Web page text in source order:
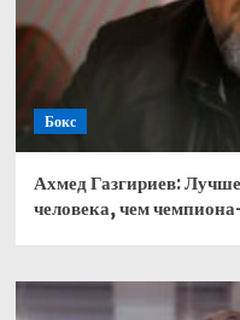
Бокс
Ахмед Газгириев:
человека, чем